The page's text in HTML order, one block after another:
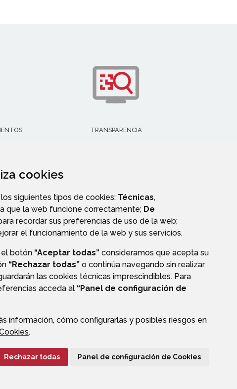
cookies
siguientes tipos de cookies: Técnicas,
que la web funcione correctamente; De
recordar sus preferencias de uso de la web;
el funcionamiento de la web y sus servicios.
el botón “Aceptar todas” consideramos que acepta su
“Rechazar todas” o continúa navegando sin realizar
las cookies técnicas imprescindibles. Para
acceda al “Panel de configuración de
información, cómo configurarlas y posibles riesgos en
.
Rechazar todas Panel de configuración de Cookies
TRANSPARENCIA
DE DATOS ACCESIBILIDAD POLÍTICA DE COOKIES